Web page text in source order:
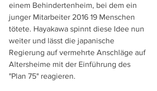
einem Behindertenheim, bei dem ein
junger Mitarbeiter 2016 19 Menschen
tötete. Hayakawa spinnt diese Idee nun
weiter und lässt die japanische
Regierung auf vermehrte Anschläge auf
Altersheime mit der Einführung des
"Plan 75" reagieren.